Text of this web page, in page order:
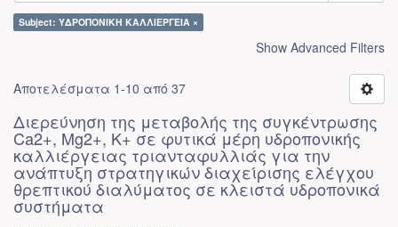
Subject: ΥΔΡΟΠΟΝΙΚΗ ΚΑΛΛΙΕΡΓΕΙΑ ×
Show Advanced Filters
Αποτελέσματα 1-10 από 37
Διερεύνηση της μεταβολής της συγκέντρωσης
Ca2+, Mg2+, K+ σε φυτικά μέρη υδροπονικής
καλλιέργειας τριανταφυλλιάς για την
ανάπτυξη στρατηγικών διαχείρισης ελέγχου
θρεπτικού διαλύματος σε κλειστά υδροπονικά
συστήματα